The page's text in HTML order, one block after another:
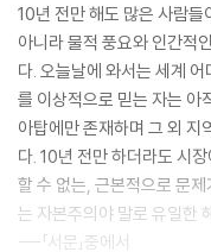
1. 화폐의 다양한 형태
2. 인플레이션의 근인
3. 과다한 통화공급의 원인
4. 인플레이션으로부터 발
5. 인플레이션 대책
6. 인플레이션 치유의 부작용
7. 부작용을 줄이는 방법
8. 일본에 대한 사례
10년 전만 해도 많은 사람
아니라 물적 풍요와 인간적
다. 오늘날에 와서는 세계
를 이상적으로 믿는 자는 아
아탑에만 존재하며 그 외 지
다. 10년 전만 하더라도 시
할 수 없는, 근본적으로 문
는 자본주의야 말로 유일한
---「서문」중에서